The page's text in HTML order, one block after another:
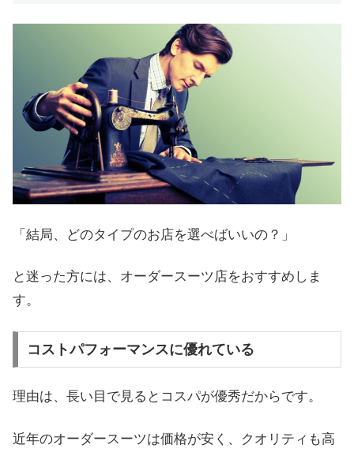
「結局、どのタイプのお店を選べばいいの？」
と迷った方には、オーダースーツ店をおすすめしま
す。
コストパフォーマンスに優れている
理由は、長い目で見るとコスパが優秀だからです。
近年のオーダースーツは価格が安く、クオリティも高